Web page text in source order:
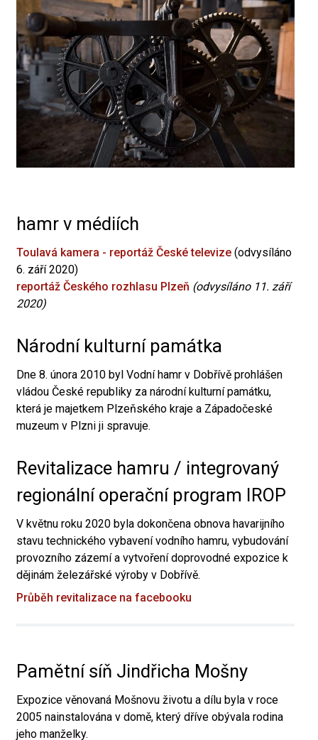
hamr v médiích
Toulavá kamera - reportáž České televize (odvysíláno
6. září 2020)
reportáž Českého rozhlasu Plzeň (odvysíláno 11. září
2020)
Národní kulturní památka
Dne 8. února 2010 byl Vodní hamr v Dobřívě prohlášen
vládou České republiky za národní kulturní památku,
která je majetkem Plzeňského kraje a Západočeské
muzeum v Plzni ji spravuje.
Revitalizace hamru / integrovaný
regionální operační program IROP
V květnu roku 2020 byla dokončena obnova havarijního
stavu technického vybavení vodního hamru, vybudování
provozního zázemí a vytvoření doprovodné expozice k
dějinám železářské výroby v Dobřívě.
Průběh revitalizace na facebooku
Pamětní síň Jindřicha Mošny
Expozice věnovaná Mošnovu životu a dílu byla v roce
2005 nainstalována v domě, který dříve obývala rodina
jeho manželky.